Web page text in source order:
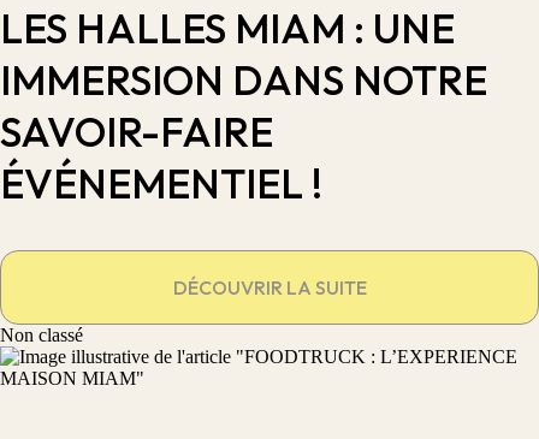
LES HALLES MIAM : UNE
IMMERSION DANS NOTRE
SAVOIR-FAIRE
ÉVÉNEMENTIEL !
DÉCOUVRIR LA SUITE
Non classé